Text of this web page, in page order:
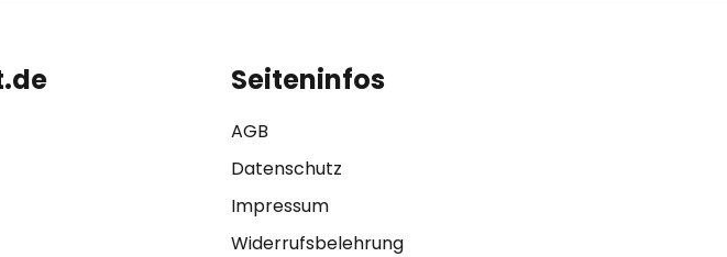
Seiteninfos
AGB
Datenschutz
Impressum
Widerrufsbelehrung